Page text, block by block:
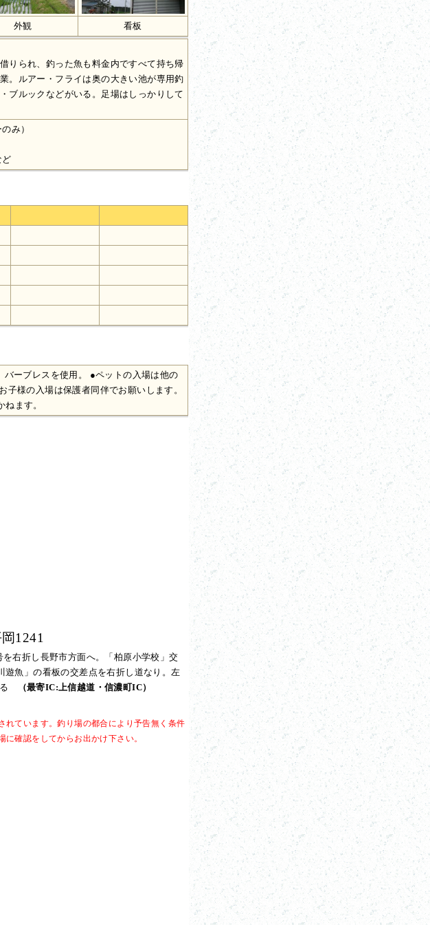
外観 看板
りられ、釣った魚も料金内ですべて持ち帰
。ルアー・フライは奥の大きい池が専用釣
ブルックなどがいる。足場はしっかりして
み）
ど
ーブレスを使用。 ●ペットの入場は他の
様の入場は保護者同伴でお願いします。
ます。
1241
右折し長野市方面へ。「柏原小学校」交
魚」の看板の交差点を右折し道なり。左
る
（最寄IC:上信越道・信濃町IC）
れています。釣り場の都合により予告無く条件
確認をしてからお出かけ下さい。